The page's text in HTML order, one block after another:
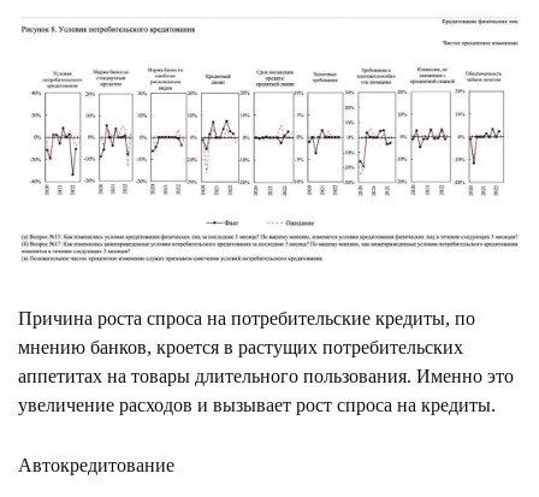
Причина роста спроса на потребительские кредиты, по
мнению банков, кроется в растущих потребительских
аппетитах на товары длительного пользования. Именно это
увеличение расходов и вызывает рост спроса на кредиты.
Автокредитование